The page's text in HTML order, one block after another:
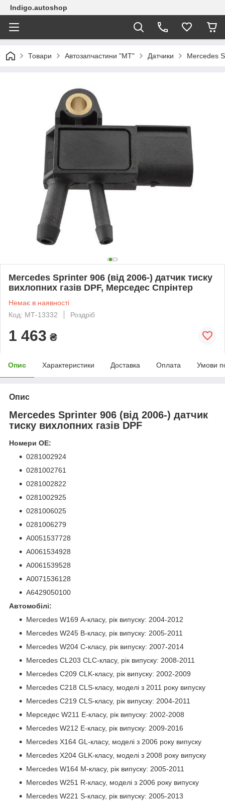
Indigo.autoshop
Товари Автозапчастини "МТ" Датчики Mercedes
Mercedes Sprinter 906 (від 2006-) датчик тиску
вихлопних газів DPF, Мерседес Спрінтер
Немає в наявності
Код: МТ-13332
Роздріб
1 463 ₴
Опис Характеристики Доставка Оплата Умови
Опис
Mercedes Sprinter 906 (від 2006-) датчик
тиску вихлопних газів DPF
Номери OE:
0281002924
0281002761
0281002822
0281002925
0281006025
0281006279
A0051537728
A0061534928
A0061539528
A0071536128
A6429050100
Автомобілі:
Mercedes W169 А-класу, рік випуску: 2004-2012
Mercedes W245 B-класу, рік випуску: 2005-2011
Mercedes W204 C-класу, рік випуску: 2007-2014
Mercedes CL203 CLC-класу, рік випуску: 2008-2011
Mercedes C209 CLK-класу, рік випуску: 2002-2009
Mercedes C218 CLS-класу, моделі з 2011 року випуску
Mercedes C219 CLS-класу, рік випуску: 2004-2011
Мерседес W211 E-класу, рік випуску: 2002-2008
Mercedes W212 E-класу, рік випуску: 2009-2016
Mercedes X164 GL-класу, моделі з 2006 року випуску
Mercedes X204 GLK-класу, моделі з 2008 року випуску
Mercedes W164 M-класу, рік випуску: 2005-2011
Mercedes W251 R-класу, моделі з 2006 року випуску
Mercedes W221 S-класу, рік випуску: 2005-2013